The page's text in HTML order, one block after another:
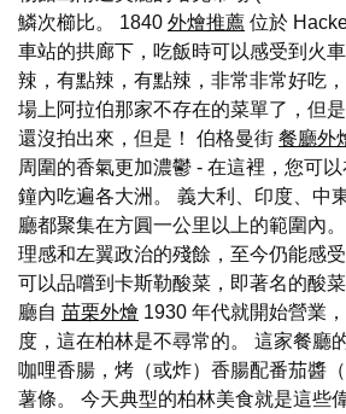
鱗次櫛比。 1840 外燴推薦 位於
車站的拱廊下，吃飯時可以感受到火
辣，有點辣，有點辣，非常非常好吃
場上阿拉伯那家不存在的菜單了，但
還沒拍出來，但是！ 伯格曼街 餐廳外
周圍的香氣更加濃鬱 - 在這裡，您可
鐘內吃遍各大洲。 義大利、印度、中
廳都聚集在方圓一公里以上的範圍內
理感和左翼政治的殘餘，至今仍能感
可以品嚐到卡斯勒酸菜，即著名的酸
廳自 苗栗外燴 1930 年代就開始營業
度，這在柏林是不尋常的。 這家餐廳
咖哩香腸，烤（或炸）香腸配番茄醬
薯條。 今天典型的柏林美食就是這些